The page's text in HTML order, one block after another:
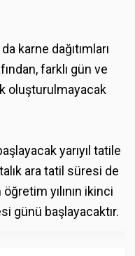
karne dağıtımları
farklı gün ve
oluşturulmayacak
yarıyıl tatile
ara tatil süresi de
yılının ikinci
günü başlayacaktır.